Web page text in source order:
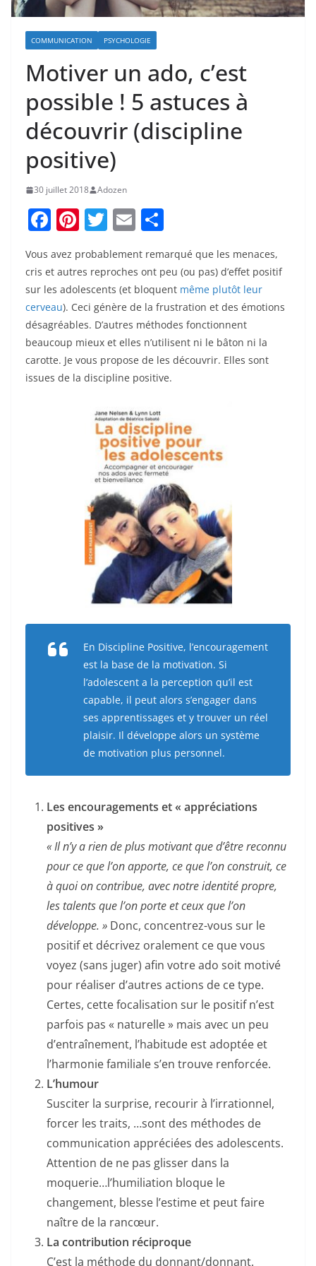
COMMUNICATION PSYCHOLOGIE
Motiver un ado, c’est
possible ! 5 astuces à
découvrir (discipline
positive)
30 juillet 2018 Adozen
F
c
e
b
o
o
k
Pi
nt
er
e
st
T
w
itt
er
E
ai
l
ta
g
er
Vous avez probablement remarqué que les menaces,
cris et autres reproches ont peu (ou pas) d’effet positif
sur les adolescents (et bloquent même plutôt leur
cerveau). Ceci génère de la frustration et des émotions
désagréables. D’autres méthodes fonctionnent
beaucoup mieux et elles n’utilisent ni le bâton ni la
carotte. Je vous propose de les découvrir. Elles sont
issues de la discipline positive.
En Discipline Positive, l’encouragement
est la base de la motivation. Si
l’adolescent a la perception qu’il est
capable, il peut alors s’engager dans
ses apprentissages et y trouver un réel
plaisir. Il développe alors un système
de motivation plus personnel.
Les encouragements et « appréciations
positives »
« Il n’y a rien de plus motivant que d’être reconnu
pour ce que l’on apporte, ce que l’on construit, ce
à quoi on contribue, avec notre identité propre,
les talents que l’on porte et ceux que l’on
développe. » Donc, concentrez-vous sur le
positif et décrivez oralement ce que vous
voyez (sans juger) afin votre ado soit motivé
pour réaliser d’autres actions de ce type.
Certes, cette focalisation sur le positif n’est
parfois pas « naturelle » mais avec un peu
d’entraînement, l’habitude est adoptée et
l’harmonie familiale s’en trouve renforcée.
L’humour
Susciter la surprise, recourir à l’irrationnel,
forcer les traits, …sont des méthodes de
communication appréciées des adolescents.
Attention de ne pas glisser dans la
moquerie…l’humiliation bloque le
changement, blesse l’estime et peut faire
naître de la rancœur.
La contribution réciproque
C’est la méthode du donnant/donnant.